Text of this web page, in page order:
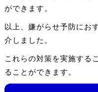
ができます。
以上、嫌がらせ予防にお
介しました。
これらの対策を実施する
ることができます。